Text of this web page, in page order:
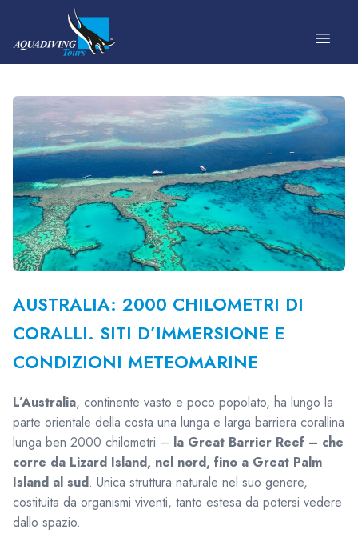
Vai al contenuto
AUSTRALIA: 2000 CHILOMETRI DI
CORALLI. SITI D’IMMERSIONE E
CONDIZIONI METEOMARINE
L’Australia, continente vasto e poco popolato, ha lungo la
parte orientale della costa una lunga e larga barriera corallina
lunga ben 2000 chilometri – la Great Barrier Reef – che
corre da Lizard Island, nel nord, fino a Great Palm
Island al sud. Unica struttura naturale nel suo genere,
costituita da organismi viventi, tanto estesa da potersi vedere
dallo spazio.